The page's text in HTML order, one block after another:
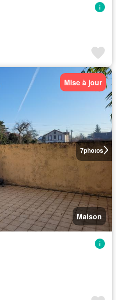
7photos
Mise à jour
Maison